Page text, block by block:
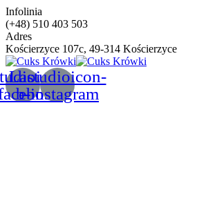
Infolinia
(+48) 510 403 503
Adres
Kościerzyce 107c, 49-314 Kościerzyce
Lastudioicon-
b-instagram